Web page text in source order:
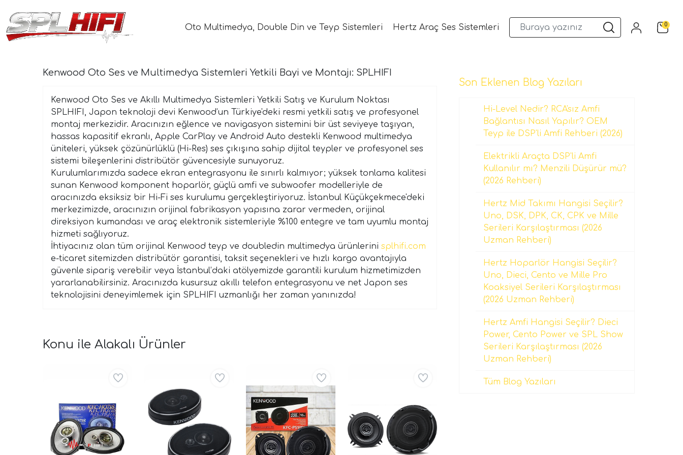
Oto Multimedya, Double Din ve Teyp Sistemleri Hertz Araç Ses Sistemleri Musway DSP ve Araç Ses Sistemleri 0
Kenwood Oto Ses ve Multimedya Sistemleri Yetkili Bayi ve Montajı: SPLHIFI
Kenwood Oto Ses ve Akıllı Multimedya Sistemleri Yetkili Satış ve Kurulum Noktası
SPLHIFI, Japon teknoloji devi Kenwood’un Türkiye'deki resmi yetkili satış ve profesyonel
montaj merkezidir. Aracınızın eğlence ve navigasyon sistemini bir üst seviyeye taşıyan,
hassas kapasitif ekranlı, Apple CarPlay ve Android Auto destekli Kenwood multimedya
üniteleri, yüksek çözünürlüklü (Hi-Res) ses çıkışına sahip dijital teypler ve profesyonel ses
sistemi bileşenlerini distribütör güvencesiyle sunuyoruz.
Kurulumlarımızda sadece ekran entegrasyonu ile sınırlı kalmıyor; yüksek tonlama kalitesi
sunan Kenwood komponent hoparlör, güçlü amfi ve subwoofer modelleriyle de
aracınızda eksiksiz bir Hi-Fi ses kurulumu gerçekleştiriyoruz. İstanbul Küçükçekmece'deki
merkezimizde, aracınızın orijinal fabrikasyon yapısına zarar vermeden, orijinal
direksiyon kumandası ve araç elektronik sistemleriyle %100 entegre ve tam uyumlu montaj
hizmeti sağlıyoruz.
İhtiyacınız olan tüm orijinal Kenwood teyp ve doubledin multimedya ürünlerini splhifi.com
e-ticaret sitemizden distribütör garantisi, taksit seçenekleri ve hızlı kargo avantajıyla
güvenle sipariş verebilir veya İstanbul’daki atölyemizde garantili kurulum hizmetimizden
yararlanabilirsiniz. Aracınızda kusursuz akıllı telefon entegrasyonu ve net Japon ses
teknolojisini deneyimlemek için SPLHIFI uzmanlığı her zaman yanınızda!
Konu ile Alakalı Ürünler
Son Eklenen Blog Yazıları
Hi-Level Nedir? RCA'sız Amfi
Bağlantısı Nasıl Yapılır? OEM
Teyp ile DSP'li Amfi Rehberi (2026)
Elektrikli Araçta DSP'li Amfi
Kullanılır mı? Menzili Düşürür mü?
(2026 Rehberi)
Hertz Mid Takımı Hangisi Seçilir?
Uno, DSK, DPK, CK, CPK ve Mille
Serileri Karşılaştırması (2026
Uzman Rehberi)
Hertz Hoparlör Hangisi Seçilir?
Uno, Dieci, Cento ve Mille Pro
Koaksiyel Serileri Karşılaştırması
(2026 Uzman Rehberi)
Hertz Amfi Hangisi Seçilir? Dieci
Power, Cento Power ve SPL Show
Serileri Karşılaştırması (2026
Uzman Rehberi)
Tüm Blog Yazıları